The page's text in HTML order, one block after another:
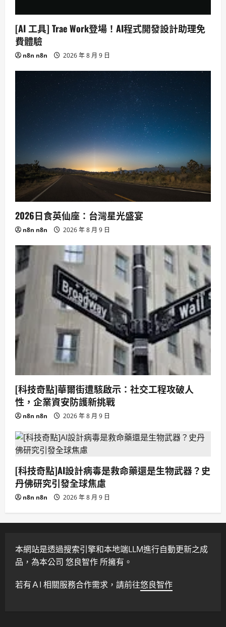
[AI 工具] Trae Work登場！AI程式開發設計助理免
費體驗
n8n n8n 2026 年 8 月 9 日
2026日食英仙座：台灣星光盛宴
n8n n8n 2026 年 8 月 9 日
[科技奇點]華爾街遭駭啟示：社交工程攻破人
性，企業資安防護新挑戰
n8n n8n 2026 年 8 月 9 日
[科技奇點]AI設計病毒是救命藥還是生物武器？史
丹佛研究引發全球焦慮
n8n n8n 2026 年 8 月 9 日
本網站是透過搜索引擎和本地端LLM進行自動更新之成
品，為本公司 悠良智作 所擁有。
若有ＡI 相關服務合作需求，請前往悠良智作